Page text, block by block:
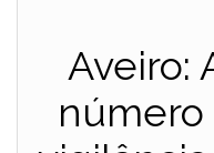
Aveiro:
número